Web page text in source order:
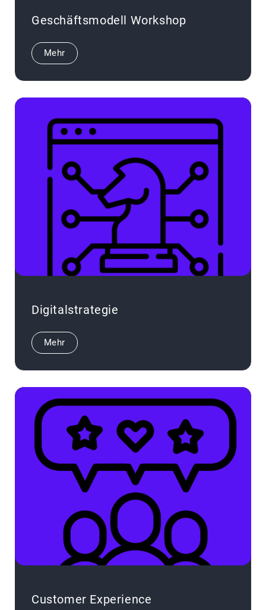
Geschäftsmodell Workshop
Mehr
Digitalstrategie
Mehr
Customer Experience